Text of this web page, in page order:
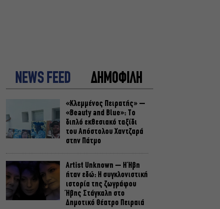
NEWS FEED ΔΗΜΟΦΙΛΗ
«Κλεμμένος Πειρατής» –
«Beauty and Blue»: Το
διπλό εκθεσιακό ταξίδι
του Απόστολου Χαντζαρά
στην Πάτμο
Artist Unknown – Η Ήβη
ήταν εδώ: Η συγκλονιστική
ιστορία της ζωγράφου
Ήβης Στάγκαλη στο
Δημοτικό Θέατρο Πειραιά